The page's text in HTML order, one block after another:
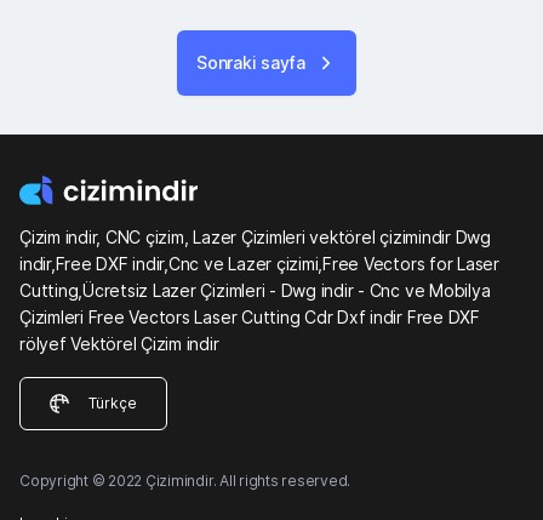
Sonraki sayfa
Çizim indir, CNC çizim, Lazer Çizimleri vektörel çizimindir Dwg
indir,Free DXF indir,Cnc ve Lazer çizimi,Free Vectors for Laser
Cutting,Ücretsiz Lazer Çizimleri - Dwg indir - Cnc ve Mobilya
Çizimleri Free Vectors Laser Cutting Cdr Dxf indir Free DXF
rölyef Vektörel Çizim indir
Türkçe
Copyright © 2022 Çizimindir. All rights reserved.